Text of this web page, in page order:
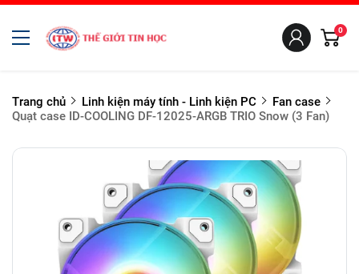
0
Trang chủ Linh kiện máy tính - Linh kiện PC
Fan case
Quạt case ID-COOLING DF-12025-ARGB TRIO Snow (3 Fan)